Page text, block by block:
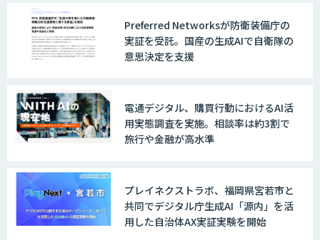
戦略策定から実装まで一気通貫のAIエー
ジェント開発
WARP NEXT
LINE WORKS AiNote
Explaza 生成AI Partner｜AIエージェン
Preferred Networksが防衛装備庁の
実証を受託。国産の生成AIで自衛隊の
意思決定を支援
電通デジタル、購買行動におけるAI活
用実態調査を実施。相談率は約3割で
旅行や金融が高水準
プレイネクストラボ、福岡県宮若市と
共同でデジタル庁生成AI「源内」を活
用した自治体AX実証実験を開始